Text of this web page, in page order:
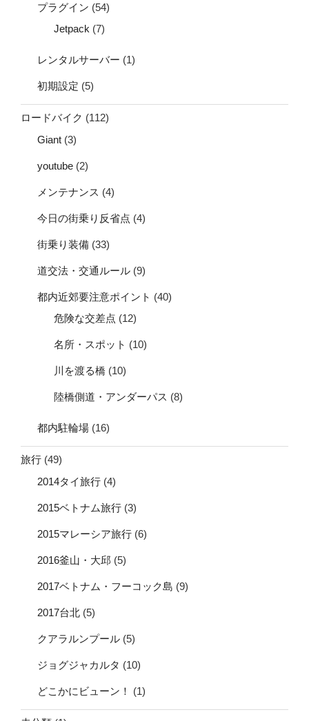
プラグイン (54)
Jetpack (7)
レンタルサーバー (1)
初期設定 (5)
ロードバイク (112)
Giant (3)
youtube (2)
メンテナンス (4)
今日の街乗り反省点 (4)
街乗り装備 (33)
道交法・交通ルール (9)
都内近郊要注意ポイント (40)
危険な交差点 (12)
名所・スポット (10)
川を渡る橋 (10)
陸橋側道・アンダーパス (8)
都内駐輪場 (16)
旅行 (49)
2014タイ旅行 (4)
2015ベトナム旅行 (3)
2015マレーシア旅行 (6)
2016釜山・大邱 (5)
2017ベトナム・フーコック島 (9)
2017台北 (5)
クアラルンプール (5)
ジョグジャカルタ (10)
どこかにビューン！ (1)